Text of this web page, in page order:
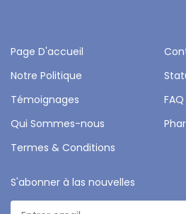
Page D'accueil
Notre Politique
Témoignages
FAQ
Qui Sommes-nous
Termes & Conditions
S'abonner à las nouvelles